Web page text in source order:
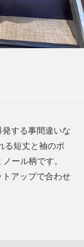
する事間違いな
る短丈と袖のボ
ール柄です。
アップで合わせ